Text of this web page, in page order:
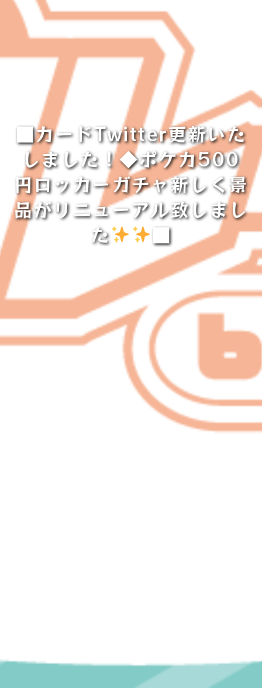
■カードTwitter更新いた
しました！◆ポケカ500
円ロッカーガチャ新しく景
品がリニューアル致しまし
た
■